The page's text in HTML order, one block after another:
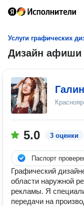
Услуги графических
Дизайн афиши
5.0 3 оценки
Паспорт
Графический
области наружной
рекламы. Я
передачи на